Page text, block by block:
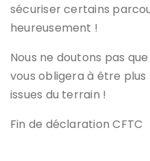
sécuriser certains
heureusement !
Nous ne doutons pas
vous obligera à être
issues du terrain !
Fin de déclaration CFTC